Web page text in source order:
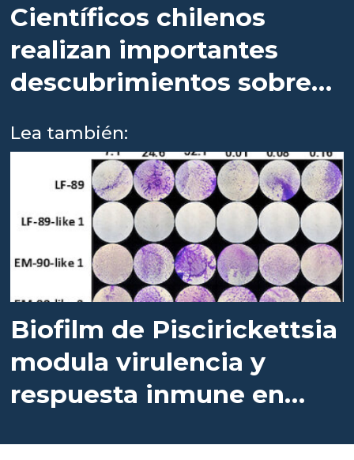
Científicos chilenos
realizan importantes
descubrimientos sobre
Lea también:
Biofilm de Piscirickettsia
modula virulencia y
respuesta inmune en